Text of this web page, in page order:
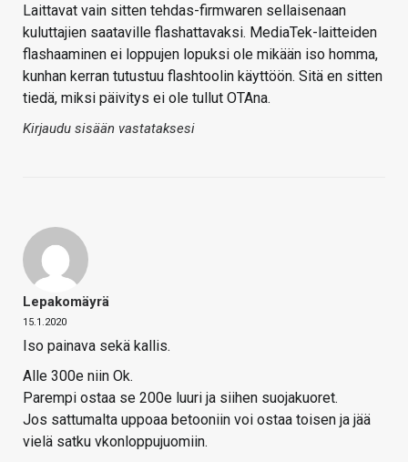
Laittavat vain sitten tehdas-firmwaren sellaisenaan
kuluttajien saataville flashattavaksi. MediaTek-laitteiden
flashaaminen ei loppujen lopuksi ole mikään iso homma,
kunhan kerran tutustuu flashtoolin käyttöön. Sitä en sitten
tiedä, miksi päivitys ei ole tullut OTAna.
Kirjaudu sisään vastataksesi
Lepakomäyrä
15.1.2020
Iso painava sekä kallis.
Alle 300e niin Ok.
Parempi ostaa se 200e luuri ja siihen suojakuoret.
Jos sattumalta uppoaa betooniin voi ostaa toisen ja jää
vielä satku vkonloppujuomiin.